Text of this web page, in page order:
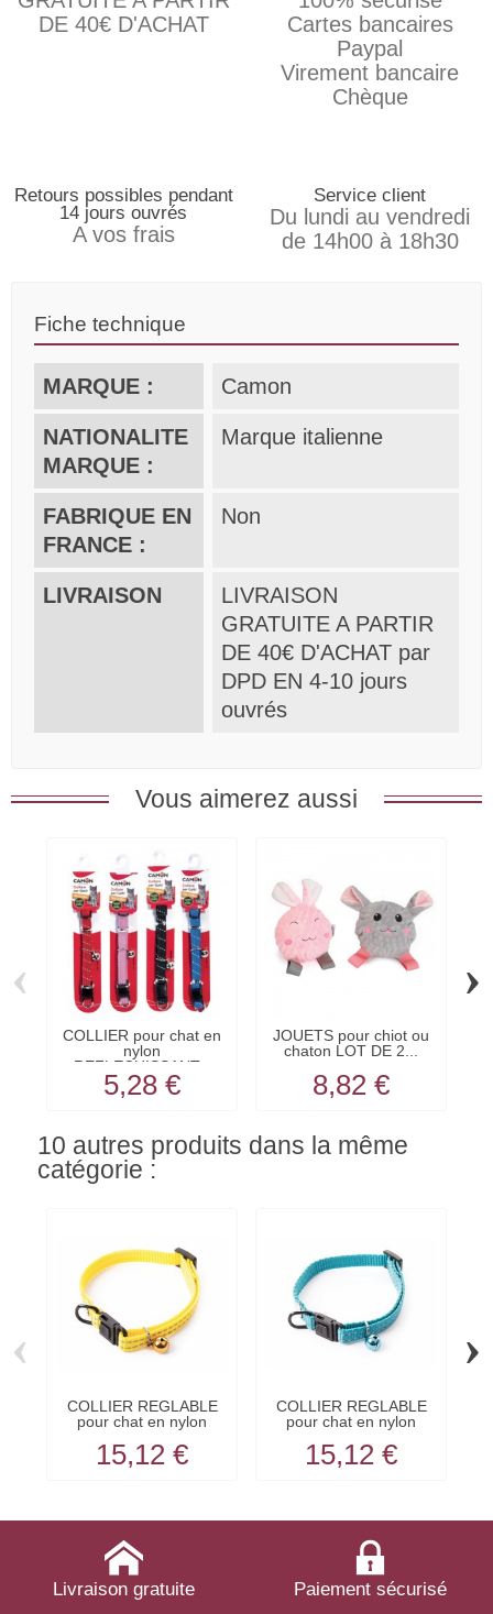
DE 40€ D'ACHAT
Cartes bancaires
Paypal
Virement bancaire
Chèque
Retours possibles pendant
14 jours ouvrés
A vos frais
Service client
Du lundi au vendredi
de 14h00 à 18h30
Fiche technique
MARQUE : Camon
NATIONALITE
MARQUE :
Marque italienne
FABRIQUE EN
FRANCE :
Non
LIVRAISON
LIVRAISON
GRATUITE A PARTIR
DE 40€ D'ACHAT par
DPD EN 4-10 jours
ouvrés
Vous aimerez aussi
COLLIER pour chat en
nylon
REFLECHISSANT...
5,28 €
JOUETS pour chiot ou
chaton LOT DE 2...
8,82 €
‹ ›
10 autres produits dans la même
catégorie :
COLLIER REGLABLE
pour chat en nylon
15,12 €
COLLIER REGLABLE
pour chat en nylon
15,12 €
‹ ›
Livraison gratuite Paiement sécurisé